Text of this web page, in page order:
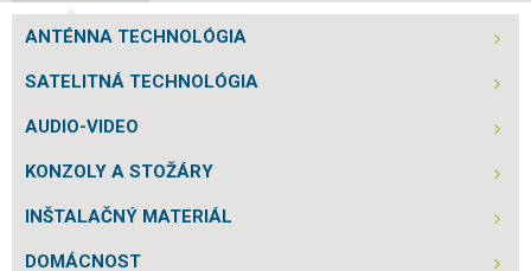
ANTÉNNA TECHNOLÓGIA
SATELITNÁ TECHNOLÓGIA
AUDIO-VIDEO
KONZOLY A STOŽÁRY
INŠTALAČNÝ MATERIÁL
DOMÁCNOST